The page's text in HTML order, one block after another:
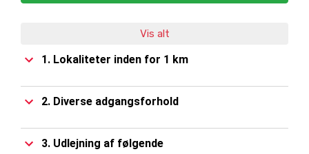
Vis alt
1. Lokaliteter inden for 1 km
2. Diverse adgangsforhold
3. Udlejning af følgende